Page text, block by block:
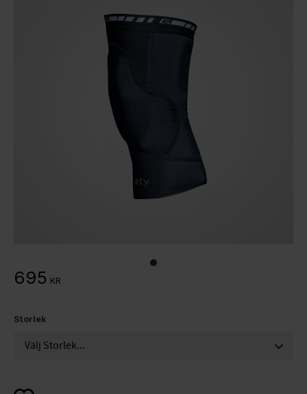
695 KR
Storlek